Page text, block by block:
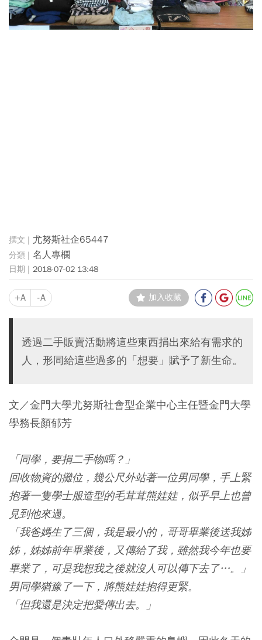
尤努斯社企65447
名人專欄
2018-07-02 13:48
+A -A 加入收藏
透過二手販賣活動將這些東西捐出來給有需求的
人，形同給這些過多的「想要」賦予了新生命。
文／金門大學尤努斯社會型企業中心主任暨金門大學
學務長顏郁芳
「同學，要捐二手物嗎？」
回收物資的攤位，幾公尺外站著一位男同學，手上緊
抱著一隻學士服造型的毛茸茸熊娃娃，似乎早上也曾
見到他來過。
「我爸媽生了三個，我是最小的，哥哥畢業後送我姊
姊，姊姊前年畢業後，又傳給了我，雖然我今年也要
畢業了，可是我想我之後就沒人可以傳下去了…。」
男同學猶豫了一下，將熊娃娃抱得更緊。
「但我還是決定把愛傳出去。」